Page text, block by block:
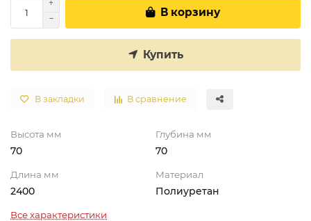
В корзину
Купить
В закладки В сравнение
Высота мм
70
Глубина мм
70
Длина мм
2400
Материал
Полиуретан
Все характеристики